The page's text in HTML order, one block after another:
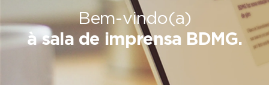
Bem-vindo(a)
à sala de imprensa BDMG.